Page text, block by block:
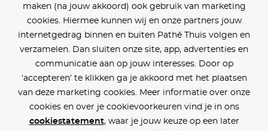
maken (na jouw akkoord) ook gebruik van marketing
cookies. Hiermee kunnen wij en onze partners jouw
internetgedrag binnen en buiten Pathé Thuis volgen en
verzamelen. Dan sluiten onze site, app, advertenties en
communicatie aan op jouw interesses. Door op
‘accepteren’ te klikken ga je akkoord met het plaatsen
van deze marketing cookies. Meer informatie over onze
cookies en over je cookievoorkeuren vind je in ons
cookiestatement, waar je jouw keuze op een later